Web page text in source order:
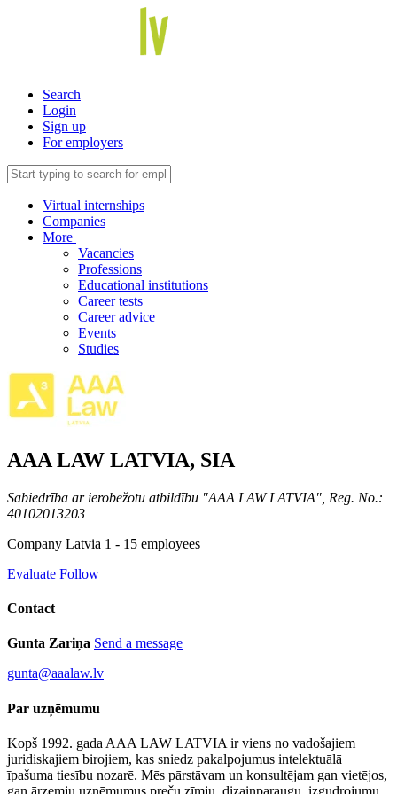
Search
Login
Sign up
For employers
Virtual internships
Companies
More
Vacancies
Professions
Educational institutions
Career tests
Career advice
Events
Studies
AAA LAW LATVIA, SIA
Sabiedrība ar ierobežotu atbildību "AAA LAW LATVIA", Reg. No.:
40102013203
Company Latvia 1 - 15 employees
Evaluate Follow
Contact
Gunta Zariņa Send a message
gunta@aaalaw.lv
Par uzņēmumu
Kopš 1992. gada AAA LAW LATVIA ir viens no vadošajiem
juridiskajiem birojiem, kas sniedz pakalpojumus intelektuālā
īpašuma tiesību nozarē. Mēs pārstāvam un konsultējam gan vietējos,
gan ārzemju uzņēmumus preču zīmju, dizainparaugu, izgudrojumu